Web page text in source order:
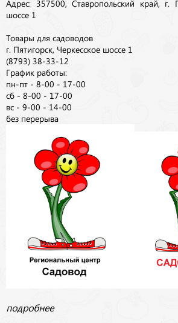
Адрес: 357500, Ставропольский край, г.
шоссе 1
Товары для садоводов
г. Пятигорск, Черкесское шоссе 1
(8793) 38-33-12
График работы:
пн-пт - 8-00 - 17-00
сб - 8-00 - 17-00
вс - 9-00 - 14-00
без перерыва
подробнее